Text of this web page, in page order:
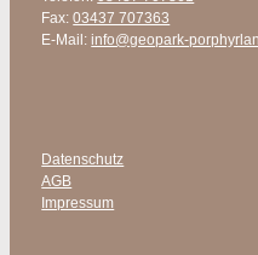
Fax:03437 707363
E-Mail:info@geopark-
Datenschutz
AGB
Impressum